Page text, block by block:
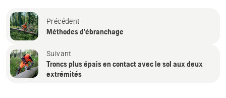
Précédent
Méthodes d’ébranchage
Suivant
Troncs plus épais en contact avec le sol aux deux
extrémités